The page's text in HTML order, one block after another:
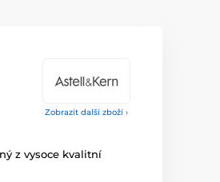
Zobrazit další zboží ›
z vysoce kvalitní